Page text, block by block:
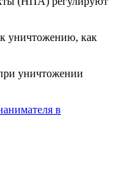
к уничтожению, как
уничтожении
в